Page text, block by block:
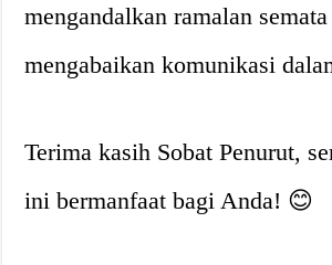
mengandalkan ramalan
mengabaikan komunikasi
Terima kasih Sobat Penurut,
ini bermanfaat bagi Anda! 😊